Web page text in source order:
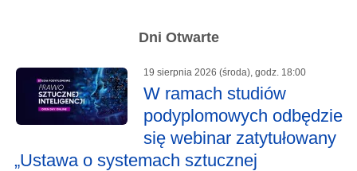
Dni Otwarte
19 sierpnia 2026 (środa), godz. 18:00
W ramach studiów
podyplomowych odbędzie
się webinar zatytułowany
„Ustawa o systemach sztucznej